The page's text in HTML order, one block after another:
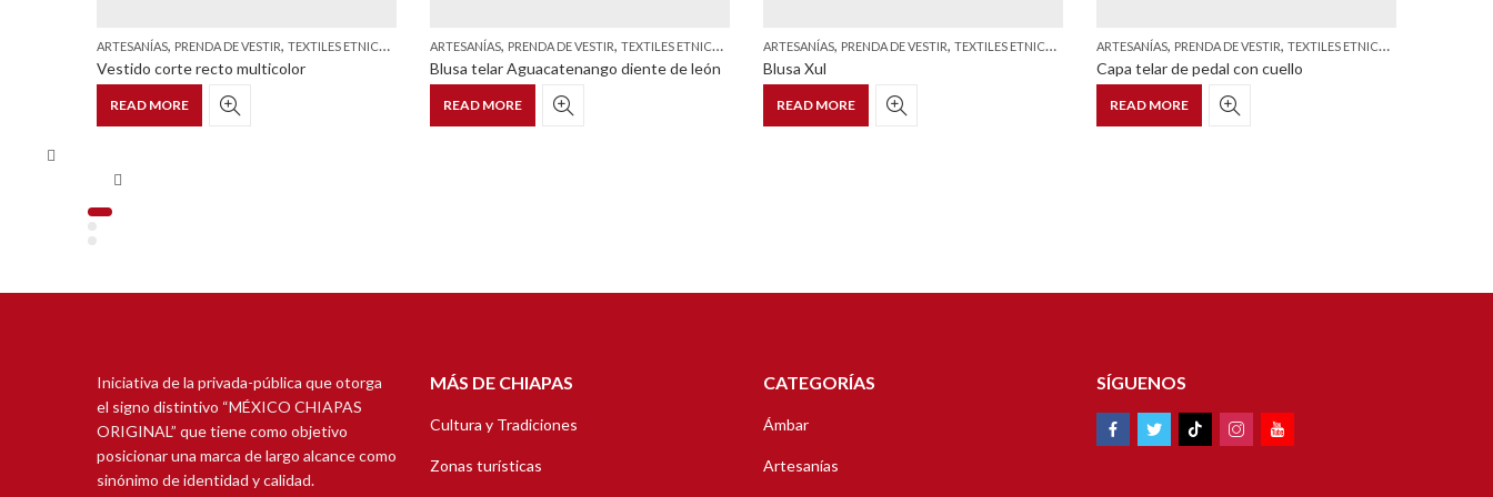
ARTESANÍAS, PRENDA DE VESTIR, TEXTILES ETNICOS Y ESTILIZADOS
Vestido corte recto multicolor
READ MORE
ARTESANÍAS, PRENDA DE VESTIR, TEXTILES ETNICOS Y ESTILIZADOS
Blusa telar Aguacatenango diente de león
READ MORE
ARTESANÍAS, PRENDA DE VESTIR, TEXTILES ETNICOS Y ESTILIZADOS
Blusa Xul
READ MORE
ARTESANÍAS, PRENDA DE VESTIR, TEXTILES ETNICOS Y ESTILIZADOS
Capa telar de pedal con cuello
READ MORE
Iniciativa de la privada-pública que otorga
el signo distintivo “MÉXICO CHIAPAS
ORIGINAL” que tiene como objetivo
posicionar una marca de largo alcance como
sinónimo de identidad y calidad.
MÁS DE CHIAPAS
Cultura y Tradiciones
Zonas turísticas
CATEGORÍAS
Ámbar
Artesanías
SÍGUENOS